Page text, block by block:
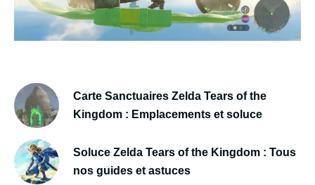
Carte Sanctuaires Zelda Tears of the
Kingdom : Emplacements et soluce
Soluce Zelda Tears of the Kingdom : Tous
nos guides et astuces